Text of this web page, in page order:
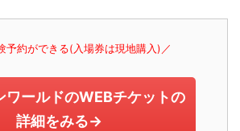
予約ができる(入場券は現地購入)／
ワールドのWEBチケットの
詳細をみる→